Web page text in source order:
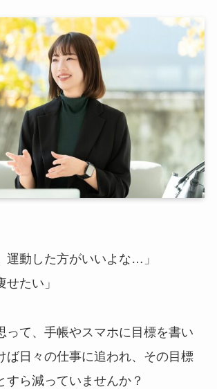
運動した方がいいよな…」
せたい」
って、手帳やスマホに目標を書い
ば日々の仕事に追われ、その目標
すら減っていませんか？